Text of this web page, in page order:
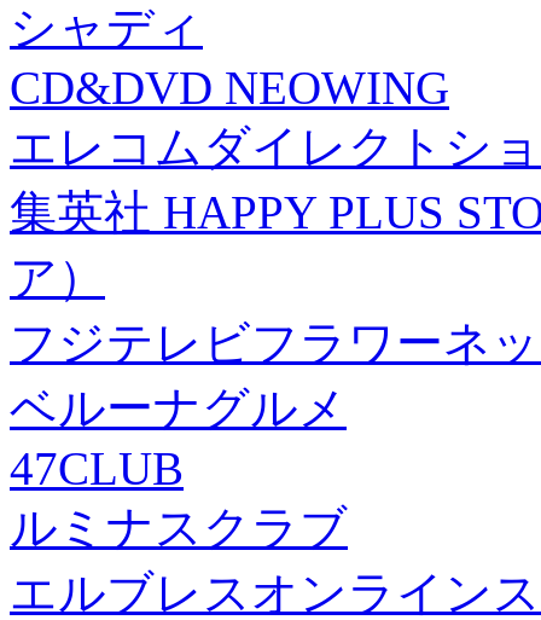
シャディ
CD&DVD NEOWING
エレコムダイレクトシ
集英社 HAPPY PLUS
ア）
フジテレビフラワーネ
ベルーナグルメ
47CLUB
ルミナスクラブ
エルブレスオンライン